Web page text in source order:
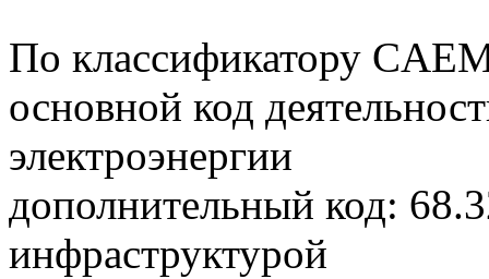
По классификатору
основной код
электроэнергии
дополнительный код:
инфраструктурой